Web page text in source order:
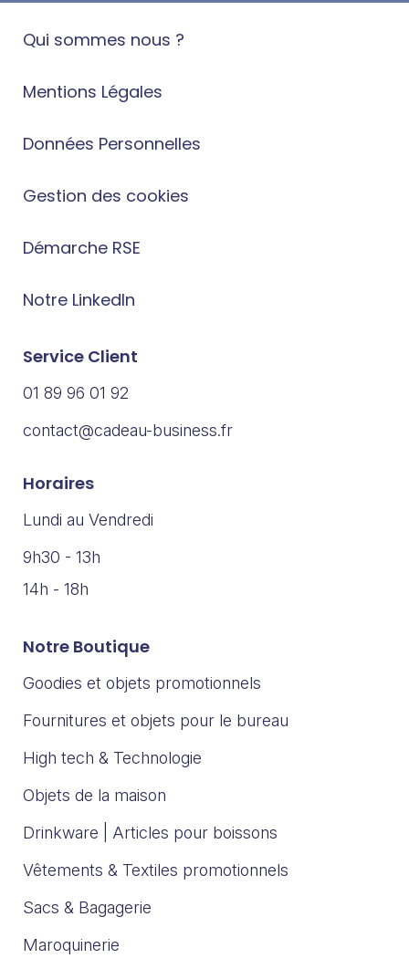
Qui sommes nous ?
Mentions Légales
Données Personnelles
Gestion des cookies
Démarche RSE
Notre LinkedIn
Service Client
01 89 96 01 92
contact@cadeau-business.fr
Horaires
Lundi au Vendredi
9h30 - 13h
14h - 18h
Notre Boutique
Goodies et objets promotionnels
Fournitures et objets pour le bureau
High tech & Technologie
Objets de la maison
Drinkware | Articles pour boissons
Vêtements & Textiles promotionnels
Sacs & Bagagerie
Maroquinerie